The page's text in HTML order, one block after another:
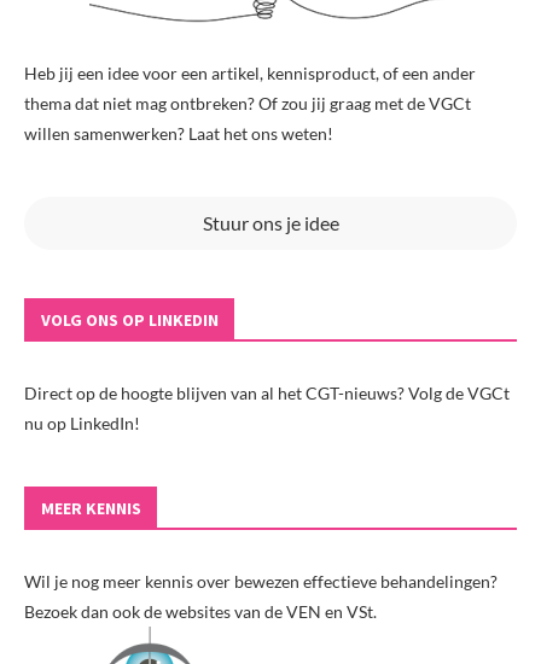
Heb jij een idee voor een artikel, kennisproduct, of een ander
thema dat niet mag ontbreken? Of zou jij graag met de VGCt
willen samenwerken? Laat het ons weten!
Stuur ons je idee
VOLG ONS OP LINKEDIN
Direct op de hoogte blijven van al het CGT-nieuws? Volg de VGCt
nu op LinkedIn!
MEER KENNIS
Wil je nog meer kennis over bewezen effectieve behandelingen?
Bezoek dan ook de websites van de VEN en VSt.